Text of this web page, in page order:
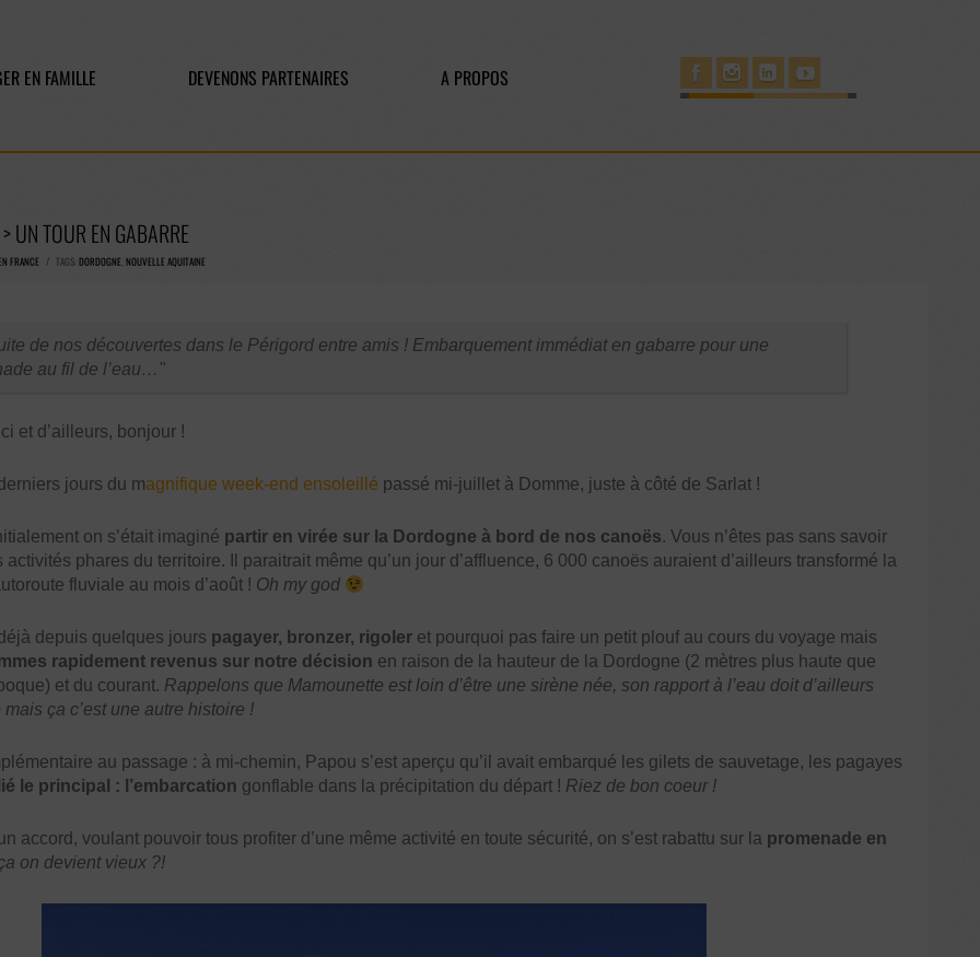
EN FAMILLE DEVENONS PARTENAIRES A PROPOS
UN TOUR EN GABARRE
FRANCE / TAGS: DORDOGNE, NOUVELLE AQUITAINE
de nos découvertes dans le Périgord entre amis ! Embarquement immédiat en gabarre pour une
au fil de l’eau…
et d’ailleurs, bonjour !
jours du magnifique week-end ensoleillé passé mi-juillet à Domme, juste à côté de Sarlat !
on s’était imaginé partir en virée sur la Dordogne à bord de nos canoës. Vous n’êtes pas sans savoir
activités phares du territoire. Il paraitrait même qu’un jour d’affluence, 6 000 canoës auraient d’ailleurs transformé la
fluviale au mois d’août ! Oh my god
depuis quelques jours pagayer, bronzer, rigoleret pourquoi pas faire un petit plouf au cours du voyage mais
rapidement revenus sur notre décision en raison de la hauteur de la Dordogne (2 mètres plus haute que
et du courant. Rappelons que Mamounette est loin d’être une sirène née, son rapport à l’eau doit d’ailleurs
ça c’est une autre histoire !
au passage : à mi-chemin, Papou s’est aperçu qu’il avait embarqué les gilets de sauvetage, les pagayes
le principal : l’embarcation gonflable dans la précipitation du départ ! Riez de bon coeur !
accord, voulant pouvoir tous profiter d’une même activité en toute sécurité, on s’est rabattu sur la promenade en
on devient vieux ?!